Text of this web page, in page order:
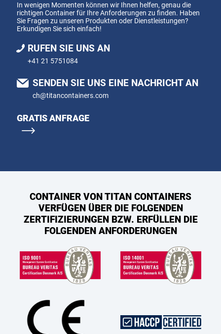
In wenigen Momenten können wir Ihnen helfen, genau die
richtigen Container für Ihre Anforderungen zu finden. Haben
Sie Fragen zu unseren Produkten oder Dienstleistungen?
Erkundigen Sie sich einfach!
RUFEN SIE UNS AN
+41 21 5751084
SENDEN SIE UNS EINE NACHRICHT AN
ch@titancontainers.com
GRATIS ANFRAGE
CONTAINER VON TITAN CONTAINERS
VERFÜGEN ÜBER DIE FOLGENDEN
ZERTIFIZIERUNGEN BZW. ERFÜLLEN DIE
FOLGENDEN ANFORDERUNGEN